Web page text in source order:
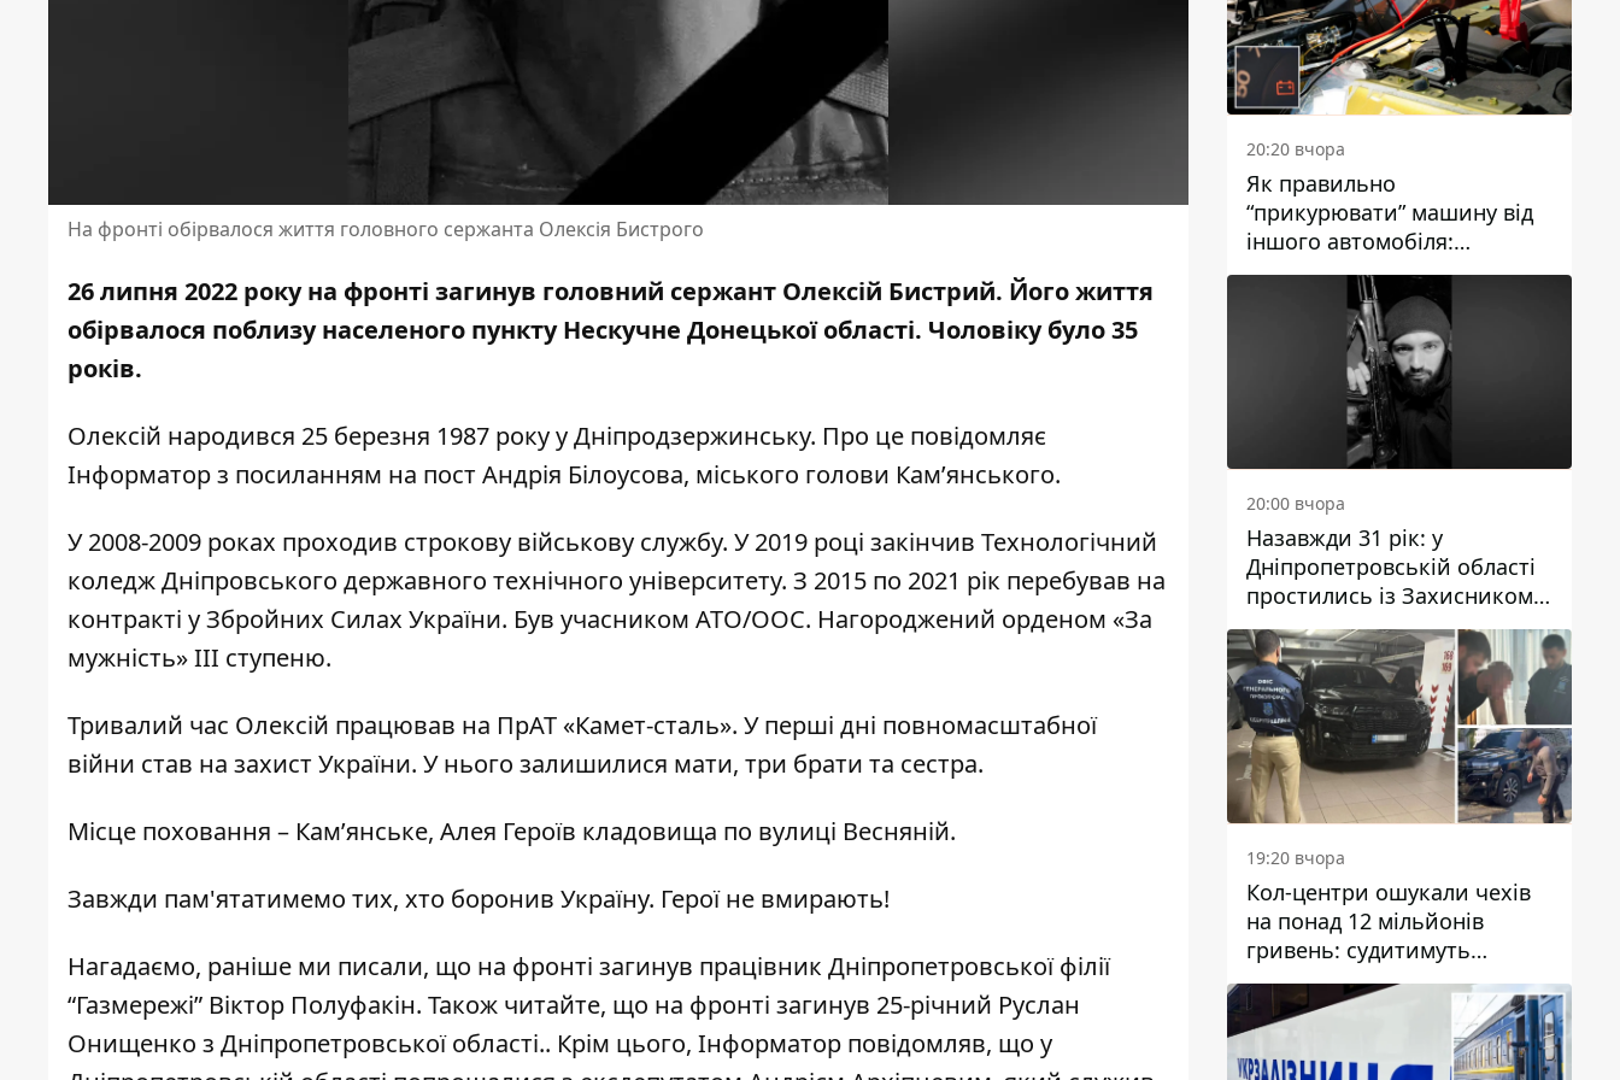
На фронті обірвалося життя головного сержанта Олексія Бистрого
26 липня 2022 року на фронті загинув головний сержант Олексій Бистрий. Його життя
обірвалося поблизу населеного пункту Нескучне Донецької області. Чоловіку було 35
років.
Олексій народився 25 березня 1987 року у Дніпродзержинську. Про це повідомляє
Інформатор з посиланням на пост Андрія Білоусова, міського голови Кам’янського.
У 2008-2009 роках проходив строкову військову службу. У 2019 році закінчив Технологічний
коледж Дніпровського державного технічного університету. З 2015 по 2021 рік перебував на
контракті у Збройних Силах України. Був учасником АТО/ООС. Нагороджений орденом «За
мужність» III ступеню.
Тривалий час Олексій працював на ПрАТ «Камет-сталь». У перші дні повномасштабної
війни став на захист України. У нього залишилися мати, три брати та сестра.
Місце поховання – Кам’янське, Алея Героїв кладовища по вулиці Весняній.
Завжди пам'ятатимемо тих, хто боронив Україну. Герої не вмирають!
Нагадаємо, раніше ми писали, що на фронті загинув працівник Дніпропетровської філії
“Газмережі” Віктор Полуфакін. Також читайте, що на фронті загинув 25-річний Руслан
Онищенко з Дніпропетровської області.. Крім цього, Інформатор повідомляв, що у
20:20 вчора
Як правильно
“прикурювати” машину від
іншого автомобіля:
інструкція для водіїв
20:00 вчора
Назавжди 31 рік: у
Дніпропетровській області
простились із Захисником
Олександром Рєпіним
19:20 вчора
Кол-центри ошукали чехів
на понад 12 мільйонів
гривень: судитимуть
дніпрянина, який
організував
транснаціональну злочинну
організацію